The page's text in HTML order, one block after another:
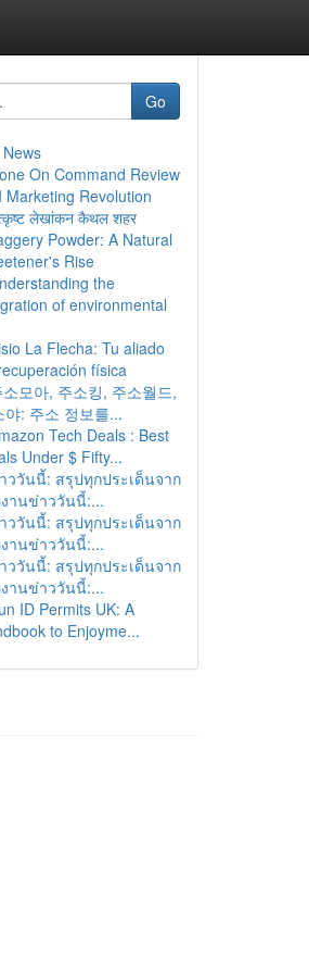
Go
On Command Review
Marketing Revolution
लेखांकन कैथल शहर
Powder: A Natural
Rise
the
of environmental
La Flecha: Tu aliado
física
소모아, 주소킹, 주소월드,
야: 주소 정보를...
Tech Deals : Best
Under $ Fifty...
ววันนี้: สรุปทุกประเด็นจาก
านข่าววันนี้:...
ววันนี้: สรุปทุกประเด็นจาก
านข่าววันนี้:...
ววันนี้: สรุปทุกประเด็นจาก
านข่าววันนี้:...
ID Permits UK: A
to Enjoyme...